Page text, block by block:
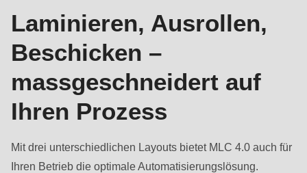
Laminieren, Ausrollen,
Beschicken –
massgeschneidert auf
Ihren Prozess
Mit drei unterschiedlichen Layouts bietet MLC 4.0 auch für
Ihren Betrieb die optimale Automatisierungslösung.